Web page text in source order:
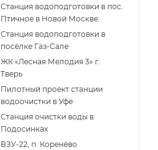
Станция водоподготовки в пос.
Птичное в Новой Москве.
Станция водоподготовки в
поcёлке Газ-Сале
ЖК «Лесная Мелодия 3» г.
Тверь
Пилотный проект станции
водоочистки в Уфе
Станция очистки воды в
Подосинках
ВЗУ-22, п. Коренёво